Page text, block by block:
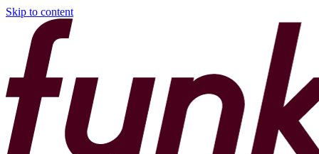
Skip to content